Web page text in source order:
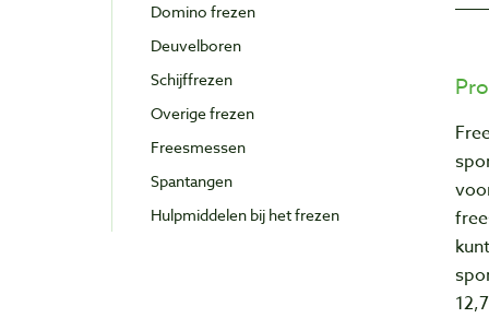
Domino frezen
Deuvelboren
Schijffrezen
Overige frezen
Freesmessen
Spantangen
Hulpmiddelen bij het frezen